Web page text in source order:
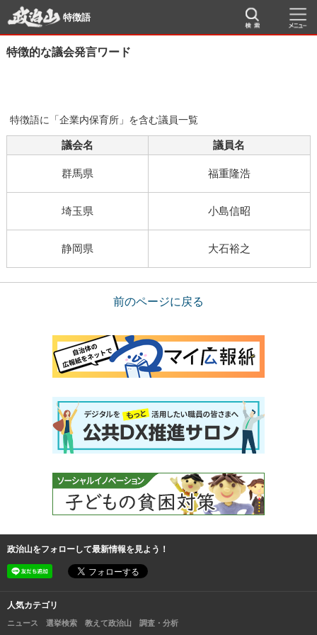
特徴語
特徴的な議会発言ワード
特徴語に「企業内保育所」を含む議員一覧
議会名 議員名
群馬県 福重隆浩
埼玉県 小島信昭
静岡県 大石裕之
前のページに戻る
政治山をフォローして最新情報を見よう！
人気カテゴリ
ニュース 選挙検索 教えて政治山 調査・分析